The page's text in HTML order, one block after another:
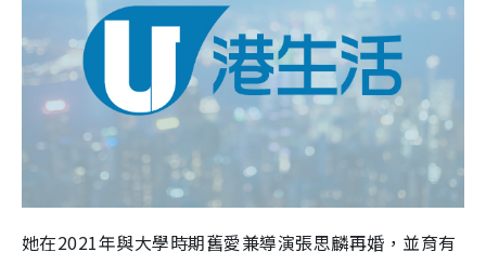
她在2021年與大學時期舊愛兼導演張思麟再婚，並育有